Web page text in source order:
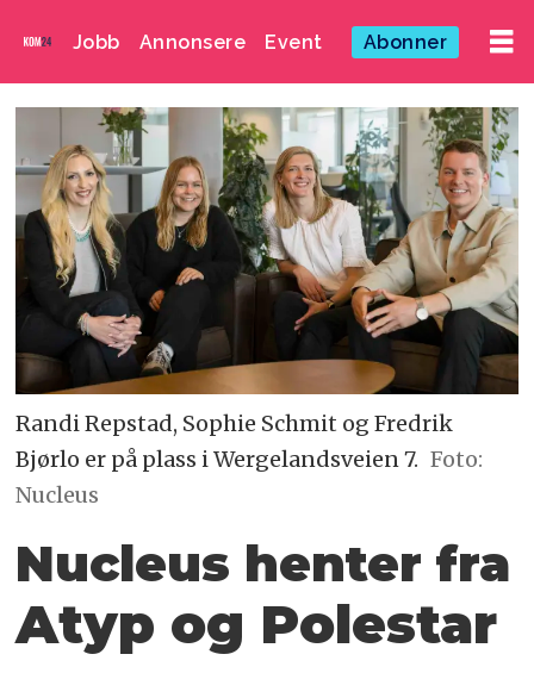
Jobb Annonsere Event Abonner
Randi Repstad, Sophie Schmit og Fredrik
Bjørlo er på plass i Wergelandsveien 7. Foto:
Nucleus
Nucleus henter fra
Atyp og Polestar